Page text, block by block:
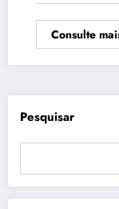
Consulte
Pesquisar